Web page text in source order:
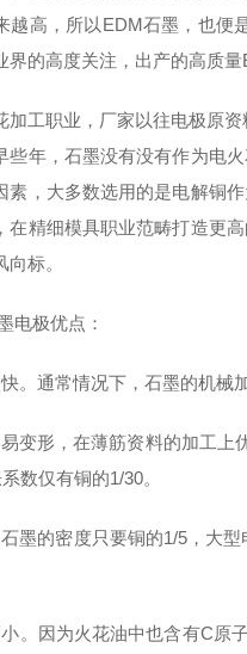
越高，所以EDM石墨，也便
界的高度关注，出产的高质
加工职业，厂家以往电极原
些年，石墨没有没有作为电
素，大多数选用的是电解铜
在精细模具职业范畴打造更
标。
电极优点：
。通常情况下，石墨的机械
变形，在薄筋资料的加工
数仅有铜的1/30。
墨的密度只要铜的1/5，大
。因为火花油中也含有C原